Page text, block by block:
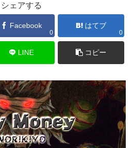
シェアする
Facebook
0
はてブ
0
LINE コピー